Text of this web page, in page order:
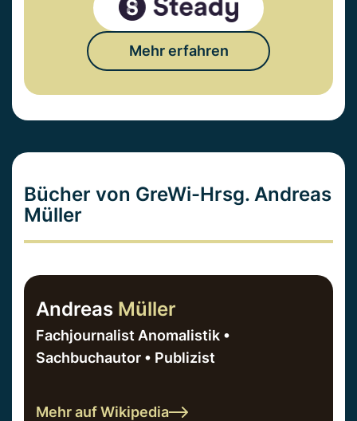
Mehr erfahren
Bücher von GreWi-Hrsg. Andreas
Müller
Andreas Müller
Fachjournalist Anomalistik •
Sachbuchautor • Publizist
Mehr auf Wikipedia